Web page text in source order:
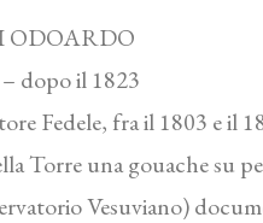
ODOARDO
dopo il 1823
Fedele, fra il 1803 e il
Torre una gouache su
Vesuviano)